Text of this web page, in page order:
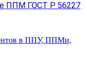
ППМ ГОСТ Р 56227
в ППУ, ППМи,